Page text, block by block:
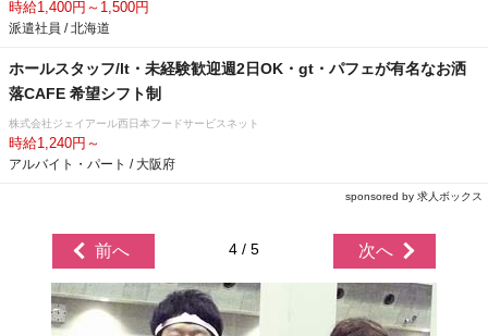
時給1,400円～1,500円
派遣社員 / 北海道
ホールスタッフ/lt・未経験歓迎週2日OK・gt・パフェが有名なお洒
落CAFE 希望シフト制
株式会社ジェイアール西日本フードサービスネット
時給1,240円～
アルバイト・パート / 大阪府
sponsored by 求人ボックス
前へ 4 / 5 次へ